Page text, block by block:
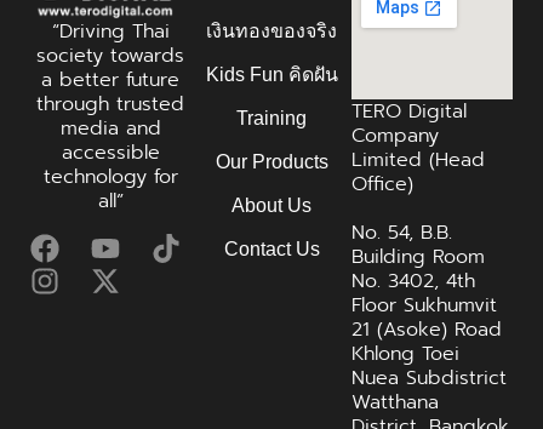
“Driving Thai
society towards
a better future
through trusted
media and
accessible
technology for
all”
เงินทองของจริง
Kids Fun คิดฝัน
Training
Our Products
About Us
Contact Us
TERO Digital
Company
Limited (Head
Office)
No. 54, B.B.
Building Room
No. 3402, 4th
Floor Sukhumvit
21 (Asoke) Road
Khlong Toei
Nuea Subdistrict
Watthana